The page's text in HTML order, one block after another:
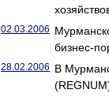
02.03.2006
бизнес-
28.02.2006 В